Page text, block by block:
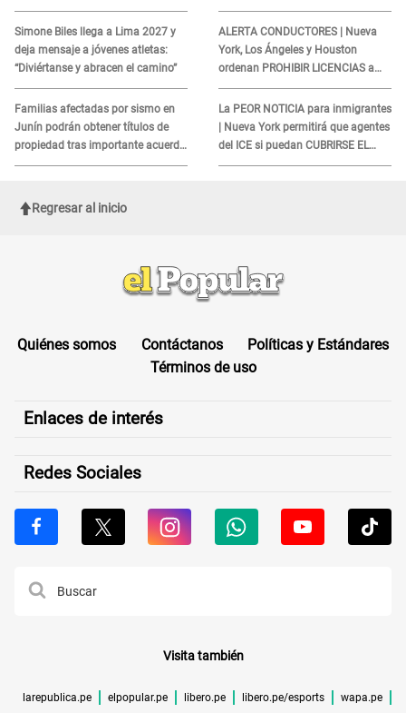
Simone Biles llega a Lima 2027 y
deja mensaje a jóvenes atletas:
“Diviértanse y abracen el camino”
Familias afectadas por sismo en
Junín podrán obtener títulos de
propiedad tras importante acuerdo
de Cofopri
ALERTA CONDUCTORES | Nueva
York, Los Ángeles y Houston
ordenan PROHIBIR LICENCIAS a
quienes no presenten ESTE
DOCUMENTO
La PEOR NOTICIA para inmigrantes
| Nueva York permitirá que agentes
del ICE si puedan CUBRIRSE EL
ROSTRO
Regresar al inicio
Quiénes somos Contáctanos
Políticas y Estándares
Términos de uso
Enlaces de interés
Redes Sociales
Visita también
larepublica.pe elpopular.pe libero.pe libero.pe/esports wapa.pe